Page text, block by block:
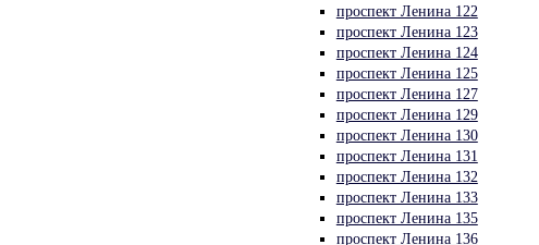
проспект Ленина 122
проспект Ленина 123
проспект Ленина 124
проспект Ленина 125
проспект Ленина 127
проспект Ленина 129
проспект Ленина 130
проспект Ленина 131
проспект Ленина 132
проспект Ленина 133
проспект Ленина 135
проспект Ленина 136